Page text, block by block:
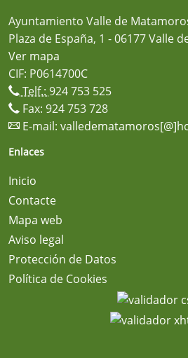
Ayuntamiento Valle de
Plaza de España, 1 - 06177 Valle
Ver mapa
CIF: P0614700C
Telf.: 924 753 525
Fax: 924 753 728
E-mail:
Enlaces
Inicio
Contacte
Mapa web
Aviso legal
Protección de Datos
Política de Cookies